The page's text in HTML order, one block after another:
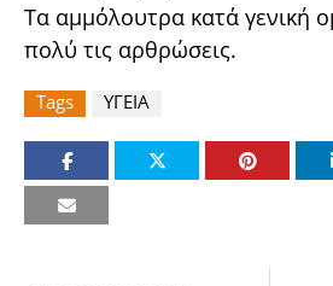
Τα αμμόλουτρα κατά γενική
πολύ τις αρθρώσεις.
Tags ΥΓΕΙΑ